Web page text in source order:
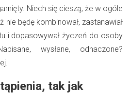
Niech się cieszą, że w ogóle
nie będę kombinował, zastanawiał
i dopasowywał życzeń do osoby
wysłane, odhaczone?
tak jak